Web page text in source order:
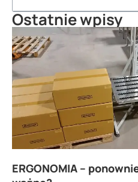
Ostatnie wpisy
ERGONOMIA –